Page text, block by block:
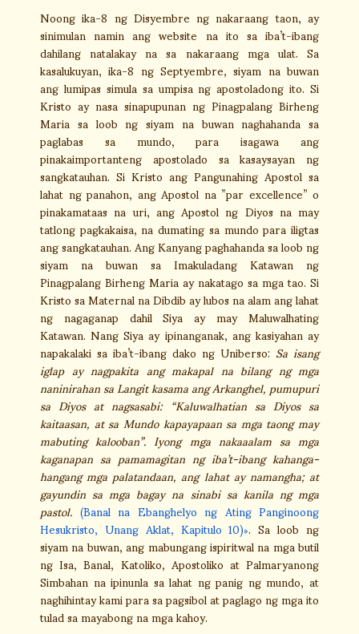
Noong ika-8 ng Disyembre ng nakaraang taon, ay
sinimulan namin ang website na ito sa iba’t-ibang
dahilang natalakay na sa nakaraang mga ulat. Sa
kasalukuyan, ika-8 ng Septyembre, siyam na buwan
ang lumipas simula sa umpisa ng apostoladong ito. Si
Kristo ay nasa sinapupunan ng Pinagpalang Birheng
Maria sa loob ng siyam na buwan naghahanda sa
paglabas sa mundo, para isagawa ang
pinakaimportanteng apostolado sa kasaysayan ng
sangkatauhan. Si Kristo ang Pangunahing Apostol sa
lahat ng panahon, ang Apostol na ”par excellence” o
pinakamataas na uri, ang Apostol ng Diyos na may
tatlong pagkakaisa, na dumating sa mundo para iligtas
ang sangkatauhan. Ang Kanyang paghahanda sa loob ng
siyam na buwan sa Imakuladang Katawan ng
Pinagpalang Birheng Maria ay nakatago sa mga tao. Si
Kristo sa Maternal na Dibdib ay lubos na alam ang lahat
ng nagaganap dahil Siya ay may Maluwalhating
Katawan. Nang Siya ay ipinanganak, ang kasiyahan ay
napakalaki sa iba’t-ibang dako ng Uniberso:Sa isang
iglap ay nagpakita ang makapal na bilang ng mga
naninirahan sa Langit kasama ang Arkanghel, pumupuri
sa Diyos at nagsasabi: “Kaluwalhatian sa Diyos sa
kaitaasan, at sa Mundo kapayapaan sa mga taong may
mabuting kalooban”. Iyong mga nakaaalam sa mga
kaganapan sa pamamagitan ng iba’t-ibang kahanga-
hangang mga palatandaan, ang lahat ay namangha; at
gayundin sa mga bagay na sinabi sa kanila ng mga
pastol. (Banal na Ebanghelyo ng Ating Panginoong
Hesukristo, Unang Aklat, Kapitulo 10). Sa loob ng
siyam na buwan, ang mabungang ispiritwal na mga butil
ng Isa, Banal, Katoliko, Apostoliko at Palmaryanong
Simbahan na ipinunla sa lahat ng panig ng mundo, at
naghihintay kami para sa pagsibol at paglago ng mga ito
tulad sa mayabong na mga kahoy.